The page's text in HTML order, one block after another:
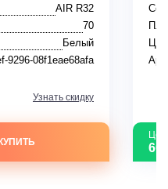
AIR R32
70
Белый
9296-08f1eae68afa
Узнать скидку
КУПИТЬ 60